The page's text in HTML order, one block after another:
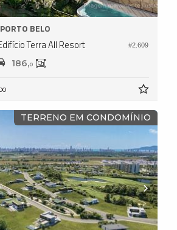
#2.609
PORTO BELO
Terra All Resort
186,0
TERRENO EM CONDOMÍNIO